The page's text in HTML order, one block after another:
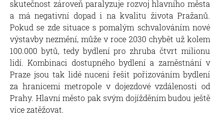
skutečnost zároveň paralyzuje rozvoj hlavního města
a má negativní dopad i na kvalitu života Pražanů.
Pokud se zde situace s pomalým schvalováním nové
výstavby nezmění, může v roce 2030 chybět už kolem
100.000 bytů, tedy bydlení pro zhruba čtvrt milionu
lidí. Kombinaci dostupného bydlení a zaměstnání v
Praze jsou tak lidé nuceni řešit pořizováním bydlení
za hranicemi metropole v dojezdové vzdálenosti od
Prahy. Hlavní město pak svým dojížděním budou ještě
více zatěžovat.